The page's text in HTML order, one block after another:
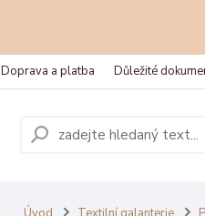
Doprava a platba Důležité